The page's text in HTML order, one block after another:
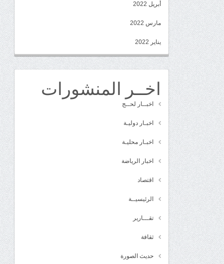
أبريل 2022
مارس 2022
يناير 2022
اخــر المنشورات
اخبــار لحــج
اخبـار دوليـة
اخبـار محليـة
اخبار الرياضة
اقتصاد
الرئيسيــة
تقـــارير
ثقافة
حديث الصورة